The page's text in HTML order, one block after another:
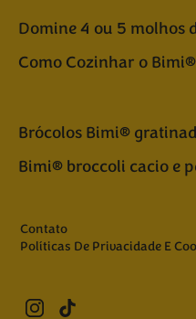
Domine 4 ou 5 molhos
Como Cozinhar o Bimi®
Brócolos Bimi®
Bimi® broccoli cacio e
Contato
Políticas De Privacidade E